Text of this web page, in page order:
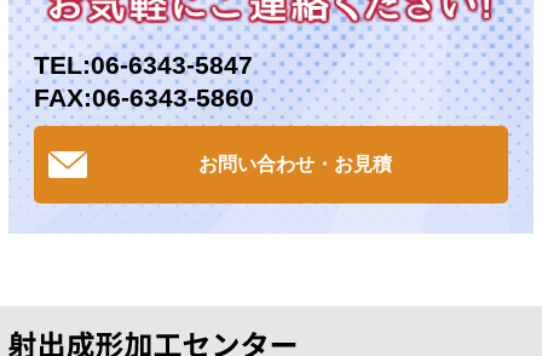
TEL:06-6343-5847
FAX:06-6343-5860
お問い合わせ・お見積